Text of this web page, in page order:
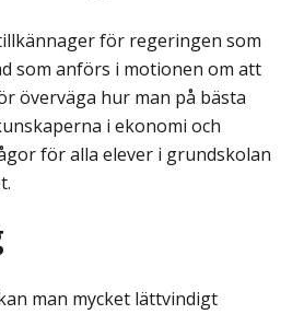
för regeringen som
som anförs i motionen om att
överväga hur man på bästa
i ekonomi och
för alla elever i grundskolan
man mycket lättvindigt